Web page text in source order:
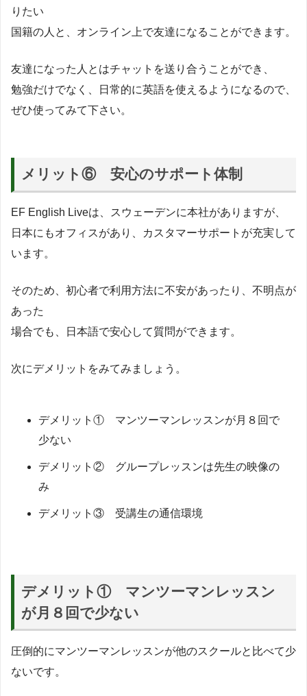
りたい
国籍の人と、オンライン上で友達になることができます。
友達になった人とはチャットを送り合うことができ、
勉強だけでなく、日常的に英語を使えるようになるので、
ぜひ使ってみて下さい。
メリット⑥ 安心のサポート体制
EF English Liveは、スウェーデンに本社がありますが、
日本にもオフィスがあり、カスタマーサポートが充実して
います。
そのため、初心者で利用方法に不安があったり、不明点が
あった
場合でも、日本語で安心して質問ができます。
次にデメリットをみてみましょう。
デメリット① マンツーマンレッスンが月８回で
少ない
デメリット② グループレッスンは先生の映像の
み
デメリット③ 受講生の通信環境
デメリット① マンツーマンレッスン
が月８回で少ない
圧倒的にマンツーマンレッスンが他のスクールと比べて少
ないです。